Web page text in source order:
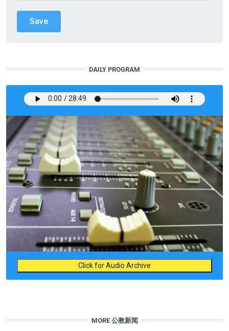
DAILY PROGRAM
Click for Audio Archive
MORE 公教新闻